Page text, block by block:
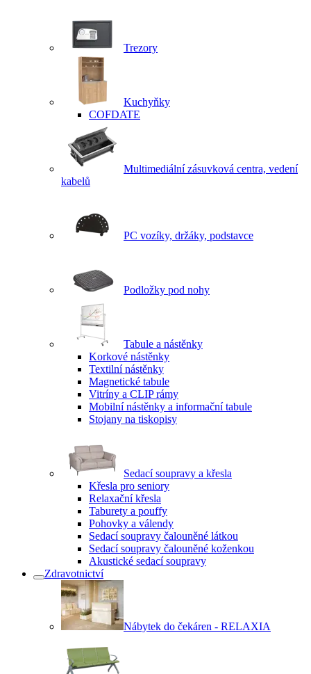
Trezory
Kuchyňky
COFDATE
Multimediální zásuvková centra, vedení
kabelů
PC vozíky, držáky, podstavce
Podložky pod nohy
Tabule a nástěnky
Korkové nástěnky
Textilní nástěnky
Magnetické tabule
Vitríny a CLIP rámy
Mobilní nástěnky a informační tabule
Stojany na tiskopisy
Sedací soupravy a křesla
Křesla pro seniory
Relaxační křesla
Taburety a pouffy
Pohovky a válendy
Sedací soupravy čalouněné látkou
Sedací soupravy čalouněné koženkou
Akustické sedací soupravy
Zdravotnictví
Nábytek do čekáren - RELAXIA